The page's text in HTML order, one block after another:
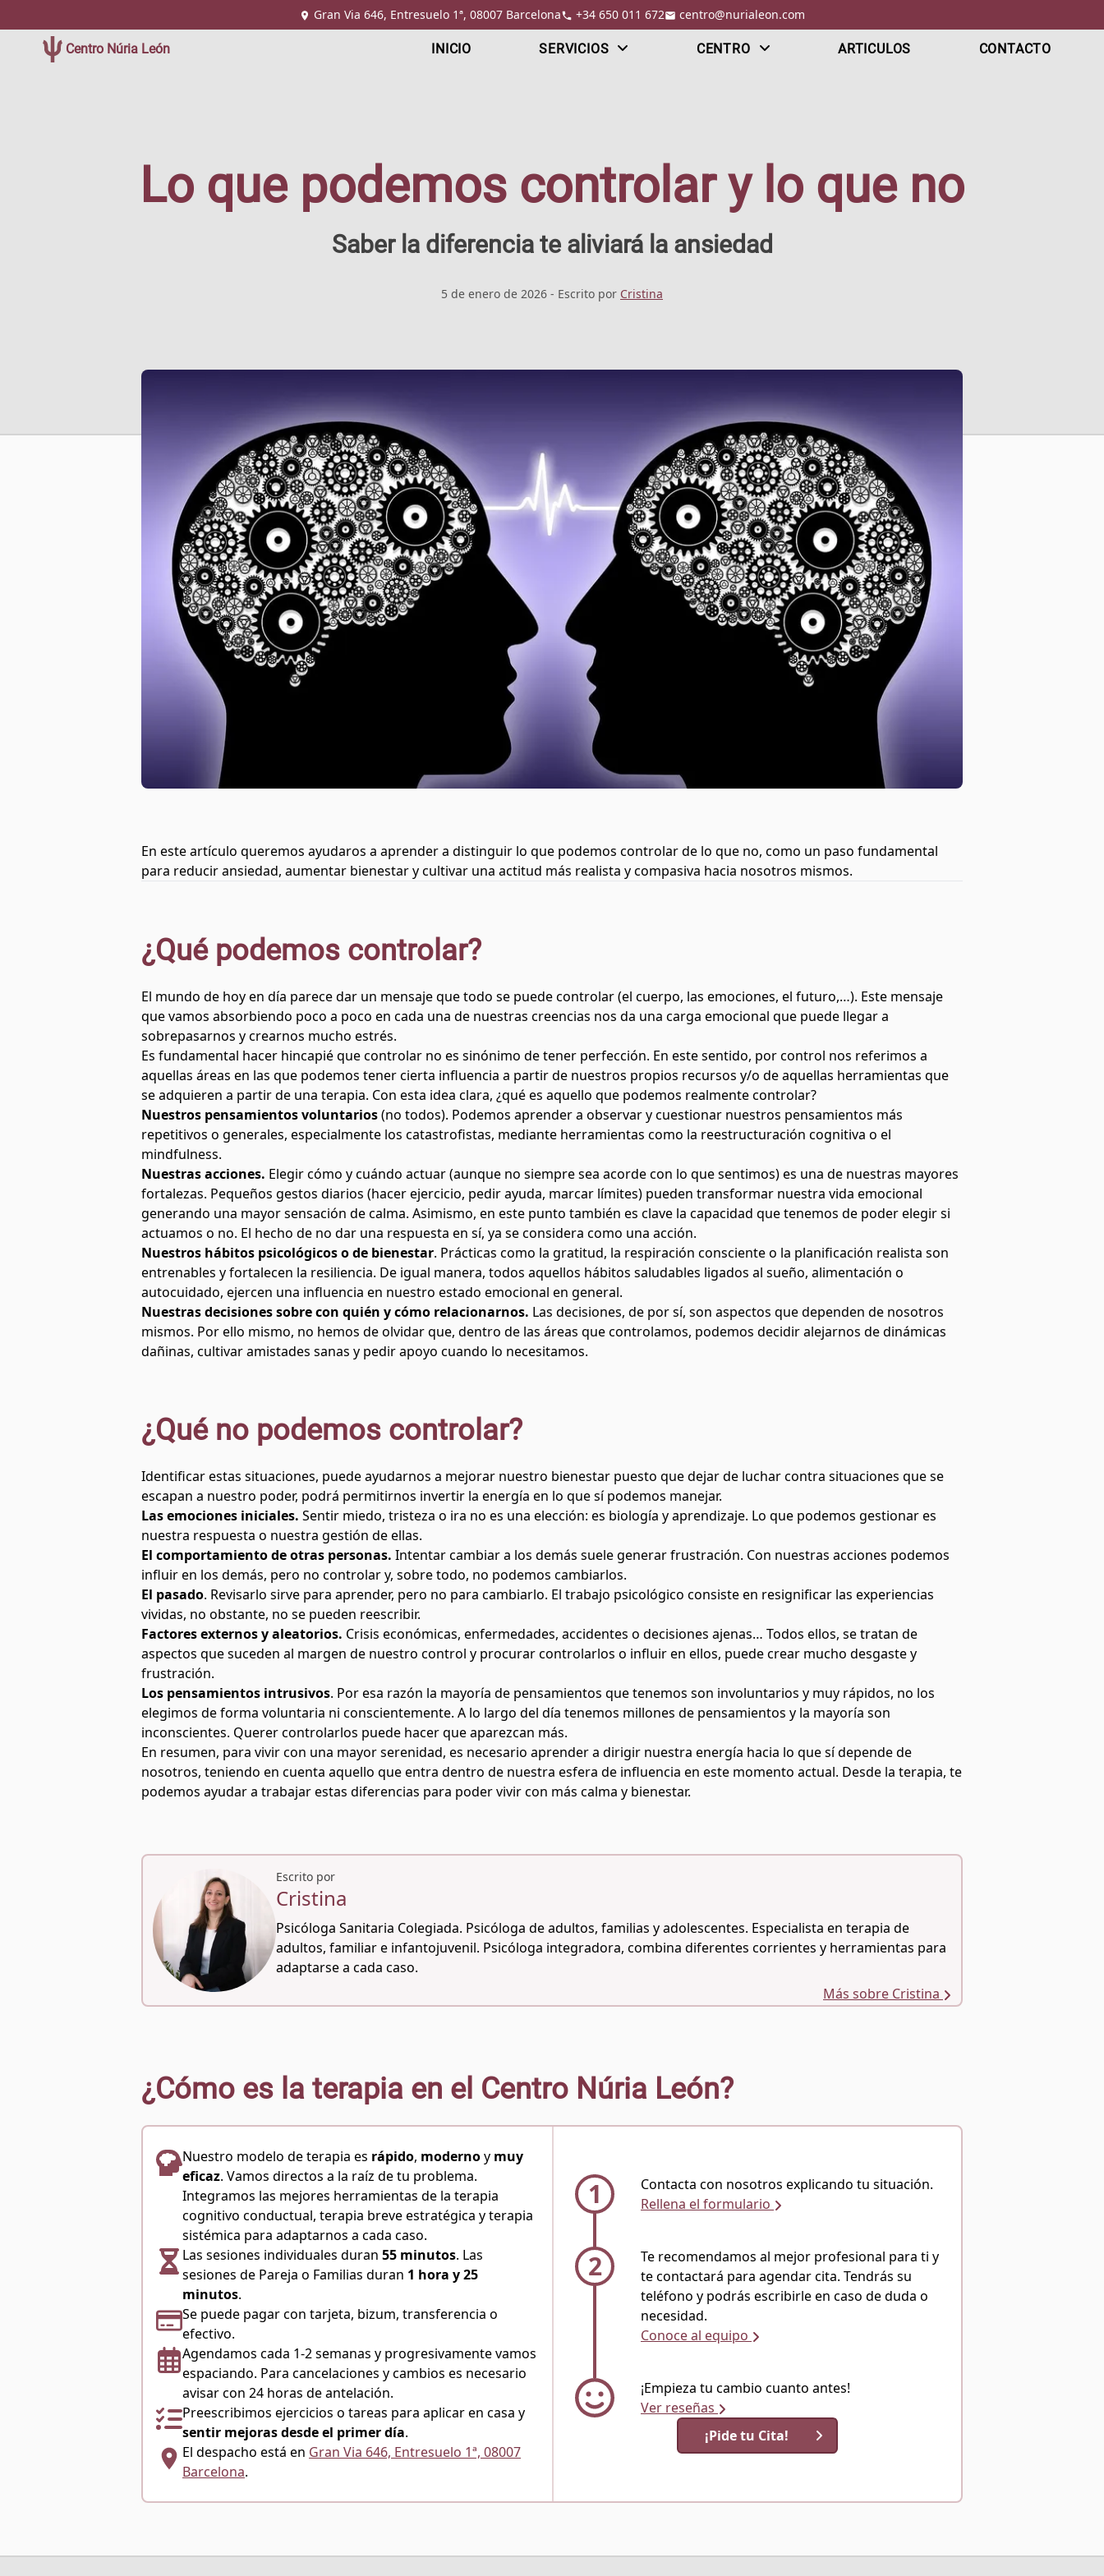
Gran Via 646, Entresuelo 1ª, 08007 Barcelona +34 650 011 672 centro@nurialeon.com
Centro Núria León INICIO SERVICIOS CENTRO ARTICULOS CONTACTO
Lo que podemos controlar y lo que no
Saber la diferencia te aliviará la ansiedad
5 de enero de 2026 - Escrito por Cristina
En este artículo queremos ayudaros a aprender a distinguir lo que podemos controlar de lo que no, como un paso fundamental
para reducir ansiedad, aumentar bienestar y cultivar una actitud más realista y compasiva hacia nosotros mismos.
¿Qué podemos controlar?
El mundo de hoy en día parece dar un mensaje que todo se puede controlar (el cuerpo, las emociones, el futuro,…). Este mensaje
que vamos absorbiendo poco a poco en cada una de nuestras creencias nos da una carga emocional que puede llegar a
sobrepasarnos y crearnos mucho estrés.
Es fundamental hacer hincapié que controlar no es sinónimo de tener perfección. En este sentido, por control nos referimos a
aquellas áreas en las que podemos tener cierta influencia a partir de nuestros propios recursos y/o de aquellas herramientas que
se adquieren a partir de una terapia. Con esta idea clara, ¿qué es aquello que podemos realmente controlar?
Nuestros pensamientos voluntarios(no todos). Podemos aprender a observar y cuestionar nuestros pensamientos más
repetitivos o generales, especialmente los catastrofistas, mediante herramientas como la reestructuración cognitiva o el
mindfulness.
Nuestras acciones. Elegir cómo y cuándo actuar (aunque no siempre sea acorde con lo que sentimos) es una de nuestras mayores
fortalezas. Pequeños gestos diarios (hacer ejercicio, pedir ayuda, marcar límites) pueden transformar nuestra vida emocional
generando una mayor sensación de calma. Asimismo, en este punto también es clave la capacidad que tenemos de poder elegir si
actuamos o no. El hecho de no dar una respuesta en sí, ya se considera como una acción.
Nuestros hábitos psicológicos o de bienestar. Prácticas como la gratitud, la respiración consciente o la planificación realista son
entrenables y fortalecen la resiliencia. De igual manera, todos aquellos hábitos saludables ligados al sueño, alimentación o
autocuidado, ejercen una influencia en nuestro estado emocional en general.
Nuestras decisiones sobre con quién y cómo relacionarnos. Las decisiones, de por sí, son aspectos que dependen de nosotros
mismos. Por ello mismo, no hemos de olvidar que, dentro de las áreas que controlamos, podemos decidir alejarnos de dinámicas
dañinas, cultivar amistades sanas y pedir apoyo cuando lo necesitamos.
¿Qué no podemos controlar?
Identificar estas situaciones, puede ayudarnos a mejorar nuestro bienestar puesto que dejar de luchar contra situaciones que se
escapan a nuestro poder, podrá permitirnos invertir la energía en lo que sí podemos manejar.
Las emociones iniciales. Sentir miedo, tristeza o ira no es una elección: es biología y aprendizaje. Lo que podemos gestionar es
nuestra respuesta o nuestra gestión de ellas.
El comportamiento de otras personas. Intentar cambiar a los demás suele generar frustración. Con nuestras acciones podemos
influir en los demás, pero no controlar y, sobre todo, no podemos cambiarlos.
El pasado. Revisarlo sirve para aprender, pero no para cambiarlo. El trabajo psicológico consiste en resignificar las experiencias
vividas, no obstante, no se pueden reescribir.
Factores externos y aleatorios. Crisis económicas, enfermedades, accidentes o decisiones ajenas… Todos ellos, se tratan de
aspectos que suceden al margen de nuestro control y procurar controlarlos o influir en ellos, puede crear mucho desgaste y
frustración.
Los pensamientos intrusivos. Por esa razón la mayoría de pensamientos que tenemos son involuntarios y muy rápidos, no los
elegimos de forma voluntaria ni conscientemente. A lo largo del día tenemos millones de pensamientos y la mayoría son
inconscientes. Querer controlarlos puede hacer que aparezcan más.
En resumen, para vivir con una mayor serenidad, es necesario aprender a dirigir nuestra energía hacia lo que sí depende de
nosotros, teniendo en cuenta aquello que entra dentro de nuestra esfera de influencia en este momento actual. Desde la terapia, te
podemos ayudar a trabajar estas diferencias para poder vivir con más calma y bienestar.
Escrito por
Cristina
Psicóloga Sanitaria Colegiada. Psicóloga de adultos, familias y adolescentes. Especialista en terapia de
adultos, familiar e infantojuvenil. Psicóloga integradora, combina diferentes corrientes y herramientas para
adaptarse a cada caso.
Más sobre Cristina
¿Cómo es la terapia en el Centro Núria León?
Nuestro modelo de terapia es rápido, modernoy muy
eficaz. Vamos directos a la raíz de tu problema.
Integramos las mejores herramientas de la terapia
cognitivo conductual, terapia breve estratégica y terapia
sistémica para adaptarnos a cada caso.
Las sesiones individuales duran 55 minutos. Las
sesiones de Pareja o Familias duran 1 hora y 25
minutos.
Se puede pagar con tarjeta, bizum, transferencia o
efectivo.
Agendamos cada 1-2 semanas y progresivamente vamos
espaciando. Para cancelaciones y cambios es necesario
avisar con 24 horas de antelación.
Preescribimos ejercicios o tareas para aplicar en casa y
sentir mejoras desde el primer día.
El despacho está en Gran Via 646, Entresuelo 1ª, 08007
Barcelona.
1
Contacta con nosotros explicando tu situación.
Rellena el formulario
2
Te recomendamos al mejor profesional para ti y
te contactará para agendar cita. Tendrás su
teléfono y podrás escribirle en caso de duda o
necesidad.
Conoce al equipo
¡Empieza tu cambio cuanto antes!
Ver reseñas
¡Pide tu Cita!